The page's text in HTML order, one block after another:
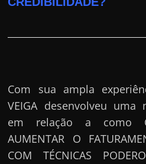
Com sua ampla
VEIGA desenvolveu uma
em relação a como
AUMENTAR O
COM TÉCNICAS